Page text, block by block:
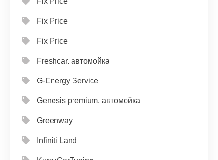
Fix Price
Fix Price
Freshcar, автомойка
G-Energy Service
Genesis premium, автомойка
Greenway
Infiniti Land